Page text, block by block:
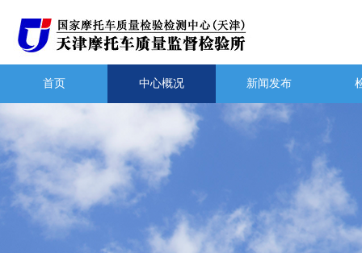
首页 中心概况 新闻发布